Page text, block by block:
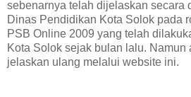
sebenarnya telah dijelaskan secara
Dinas Pendidikan Kota Solok pada
PSB Online 2009 yang telah
Kota Solok sejak bulan lalu. Namun
jelaskan ulang melalui website ini.